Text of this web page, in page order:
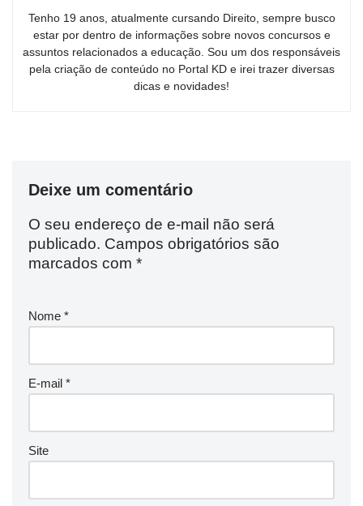
Tenho 19 anos, atualmente cursando Direito, sempre busco
estar por dentro de informações sobre novos concursos e
assuntos relacionados a educação. Sou um dos responsáveis
pela criação de conteúdo no Portal KD e irei trazer diversas
dicas e novidades!
Deixe um comentário
O seu endereço de e-mail não será
publicado. Campos obrigatórios são
marcados com *
Nome *
E-mail *
Site